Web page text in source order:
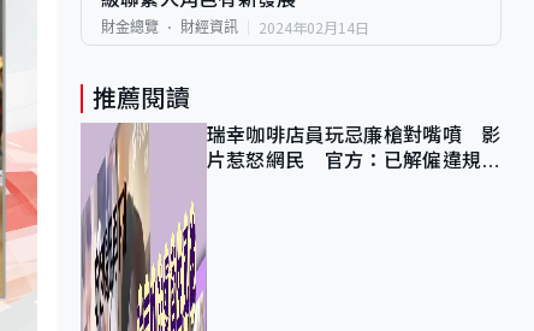
財金總覽 財經資訊 2024年02月14日
推薦閱讀
瑞幸咖啡店員玩忌廉槍對嘴噴 影
片惹怒網民 官方：已解僱違規員